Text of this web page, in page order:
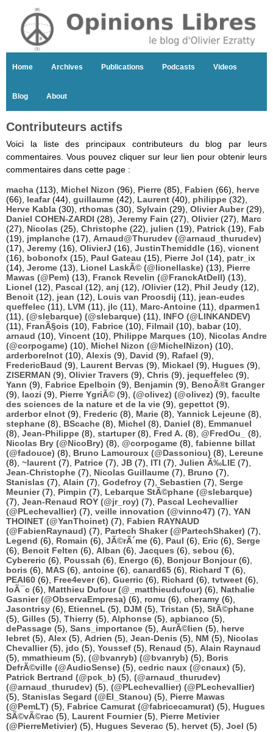
Home Archives Publications Podcasts Videos
Blog About
Contributeurs actifs
Voici la liste des principaux contributeurs du blog par leurs
commentaires. Vous pouvez cliquer sur leur lien pour obtenir leurs
commentaires dans cette page :
macha (113), Michel Nizon (96), Pierre (85), Fabien (66), herve
(66), leafar(44), guillaume (42), Laurent (40), philippe (32),
Herve Kabla (30), rthomas (30), Sylvain (29), Olivier Auber(29),
Daniel COHEN-ZARDI (28), Jeremy Fain (27), Olivier(27), Marc
(27), Nicolas (25), Christophe (22), julien (19), Patrick (19), Fab
(19), jmplanche (17), Arnaud@Thurudev (@arnaud_thurudev)
(17), Jeremy (16), OlivierJ (16), JustinThemiddle (16), vicnent
(16), bobonofx (15), Paul Gateau (15), Pierre Jol (14), patr_ix
(14), Jerome (13), Lionel LaskÃ© (@lionellaske) (13), Pierre
Mawas (@Pem) (13), Franck Revelin (@FranckAtDell) (13),
Lionel (12), Pascal (12), anj (12), /Olivier(12), Phil Jeudy (12),
Benoit (12), jean (12), Louis van Proosdij (11), jean-eudes
queffelec (11), LVM (11), jlc (11), Marc-Antoine (11), dparmen1
(11), (@slebarque) (@slebarque) (11), INFO (@LINKANDEV)
(11), FranÃ§ois (10), Fabrice (10), Filmail (10), babar(10),
arnaud (10), Vincent (10), Philippe Marques (10), Nicolas Andre
(@corpogame) (10), Michel Nizon (@MichelNizon) (10),
arderborelnot (10), Alexis (9), David (9), Rafael (9),
FredericBaud (9), Laurent Bervas (9), Mickael (9), Hugues (9),
ZISERMAN (9), Olivier Travers (9), Chris (9), jequeffelec (9),
Yann (9), Fabrice Epelboin (9), Benjamin (9), BenoÃ®t Granger
(9), laozi (9), Pierre YgriÃ© (9), (@olivez) (@olivez) (9), faculte
des sciences de la nature et de la vie (9), gepettot (9),
arderbor elnot (9), Frederic (8), Marie (8), Yannick Lejeune (8),
stephane (8), BScache (8), Michel (8), Daniel (8), Emmanuel
(8), Jean-Philippe (8), startuper(8), Fred A. (8), @FredOu_
(8),
Nicolas Bry (@NicoBry) (8), @corpogame (8), fabienne billat
(@fadouce) (8), Bruno Lamouroux (@Dassoniou) (8), Lereune
(8), ~laurent (7), Patrice (7), JB (7), ITI (7), Julien Ã‰LIE (7),
Jean-Christophe (7), Nicolas Guillaume (7), Bruno (7),
Stanislas (7), Alain (7), Godefroy (7), Sebastien (7), Serge
Meunier(7), Pimpin (7), Lebarque StÃ©phane (@slebarque)
(7), Jean-Renaud ROY (@jr_roy) (7), Pascal Lechevallier
(@PLechevallier) (7), veille innovation (@vinno47) (7), YAN
THOINET (@YanThoinet) (7), Fabien RAYNAUD
(@FabienRaynaud) (7), Partech Shaker (@PartechShaker) (7),
Legend (6), Romain (6), JÃ©rÃ´me (6), Paul (6), Eric (6), Serge
(6), Benoit Felten (6), Alban (6), Jacques (6), sebou (6),
Cybereric (6), Poussah (6), Energo (6), Bonjour Bonjour(6),
boris (6), MAS (6), antoine (6), canard65 (6), Richard T (6),
PEAI60 (6), Free4ever(6), Guerric (6), Richard (6), tvtweet (6),
loÃ¯c (6), Matthieu Dufour (@_matthieudufour) (6), Nathalie
Gasnier (@ObservaEmpresa) (6), romu (6), cheramy (6),
Jasontrisy (6), EtienneL (5), DJM (5), Tristan (5), StÃ©phane
(5), Gilles (5), Thierry (5), Alphonse (5), apbianco (5),
dePassage (5), Sans_importance (5), AurÃ©lien (5), herve
lebret (5), Alex (5), Adrien (5), Jean-Denis (5), NM (5), Nicolas
Chevallier(5), jdo (5), Youssef (5), Renaud (5), Alain Raynaud
(5), mmathieum (5), (@bvanryb) (@bvanryb) (5), Boris
DefrÃ©ville (@AudioSense) (5), cedric naux (@cnaux) (5),
Patrick Bertrand (@pck_b) (5), (@arnaud_thurudev)
(@arnaud_thurudev) (5), (@PLechevallier) (@PLechevallier)
(5), Stanislas Segard (@El_Stanou) (5), Pierre Mawas
(@PemLT) (5), Fabrice Camurat (@fabricecamurat) (5), Hugues
SÃ©vÃ©rac (5), Laurent Fournier(5), Pierre Metivier
(@PierreMetivier) (5), Hugues Severac (5), hervet (5), Joel (5)